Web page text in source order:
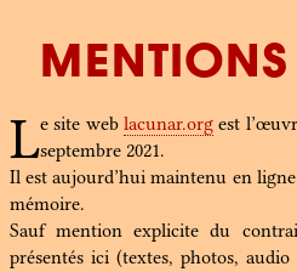
Le site weblacunar.org est
septembre 2021.
Il est aujourd’hui maintenu en ligne
mémoire.
Sauf mention explicite du
présentés ici (textes, photos,